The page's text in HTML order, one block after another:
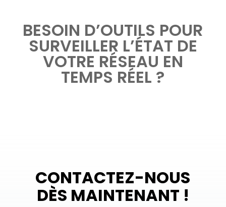
BESOIN D’OUTILS POUR
SURVEILLER L’ÉTAT DE
VOTRE RÉSEAU EN
TEMPS RÉEL ?
CONTACTEZ-NOUS
DÈS MAINTENANT !